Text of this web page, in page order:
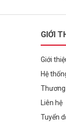
GIỚI
Giới
Hệ
Liên hệ
Tuyển